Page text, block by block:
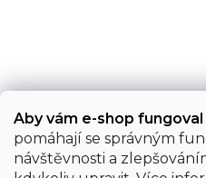
Aby vám e-shop
pomáhají se správným
návštěvnosti a